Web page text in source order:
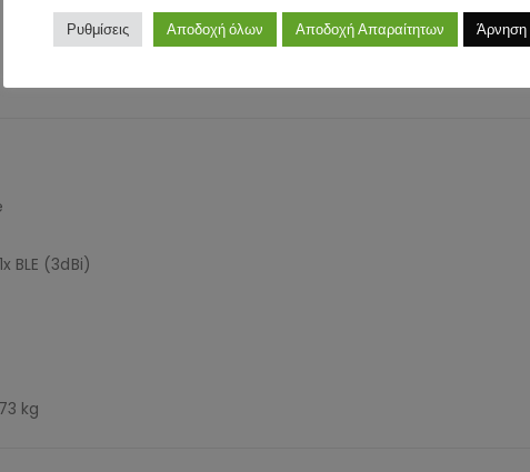
BLE (3dBi)
kg
Ρυθμίσεις Αποδοχή όλων Αποδοχή Απαραίτητων Άρνηση